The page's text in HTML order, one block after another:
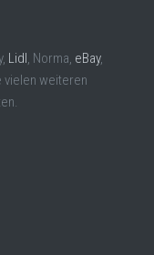
Lidl , Norma, eBay,
vielen weiteren